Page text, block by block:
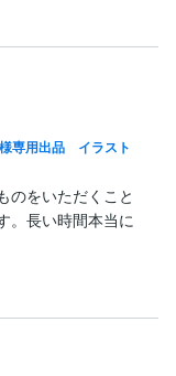
専用出品 イラスト
のをいただくこと
。長い時間本当に